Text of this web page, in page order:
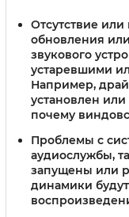
Отсутствие
обновления
звукового
устаревшими
Например,
установлен
почему
Проблемы с
аудиослужбы,
запущены или
динамики